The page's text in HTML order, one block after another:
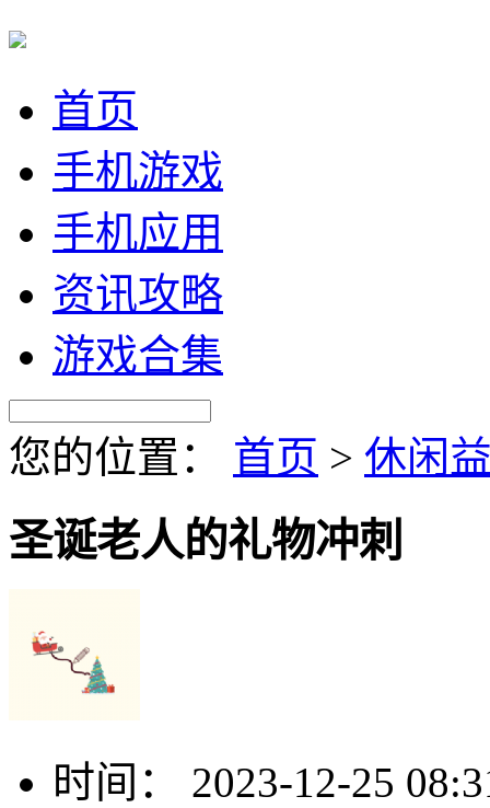
首页
手机游戏
手机应用
资讯攻略
游戏合集
您的位置： 首页 > 休闲
圣诞老人的礼物冲刺
时间：
2023-12-25